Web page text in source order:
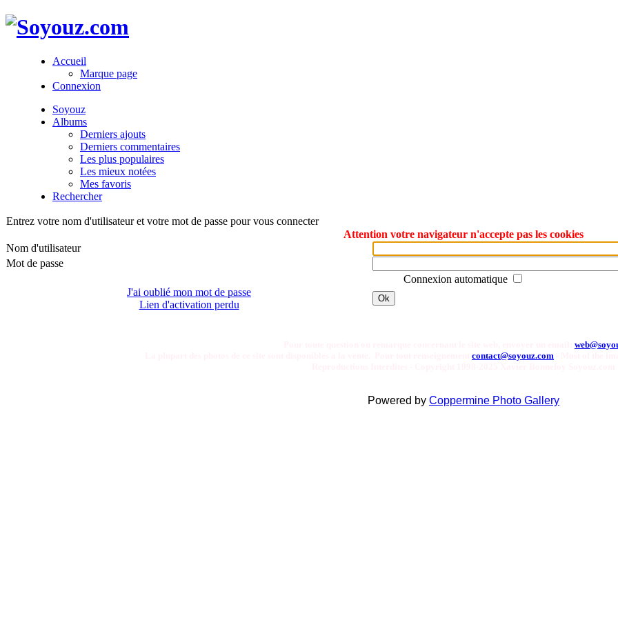
Accueil
Marque page
Connexion
Soyouz
Albums
Derniers ajouts
Derniers commentaires
Les plus populaires
Les mieux notées
Mes favoris
Rechercher
Entrez votre nom d'utilisateur et votre mot de passe pour vous connecter
Attention votre navigateur n'accepte pas les cookies
Nom d'utilisateur
Mot de passe
Connexion automatique
J'ai oublié mon mot de passe
Lien d'activation perdu
Ok
contact@soyouz.com
Powered by Coppermine Photo Gallery